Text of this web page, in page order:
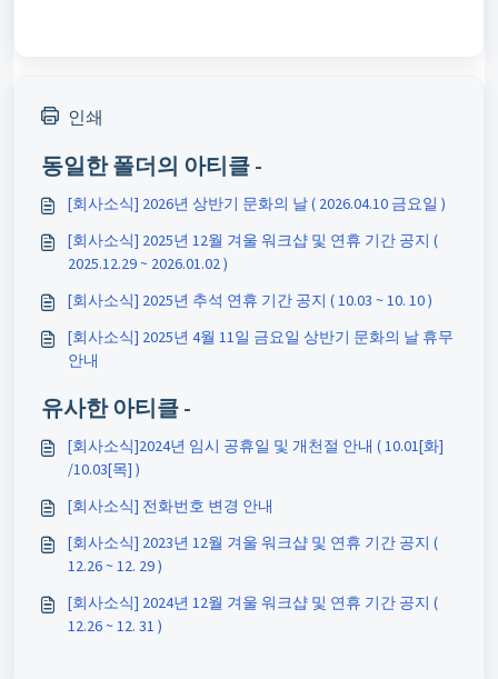
인쇄
동일한 폴더의 아티클 -
[회사소식] 2026년 상반기 문화의 날 ( 2026.04.10 금요일 )
[회사소식] 2025년 12월 겨울 워크샵 및 연휴 기간 공지 (
2025.12.29 ~ 2026.01.02 )
[회사소식] 2025년 추석 연휴 기간 공지 ( 10.03 ~ 10. 10 )
[회사소식] 2025년 4월 11일 금요일 상반기 문화의 날 휴무
안내
유사한 아티클 -
[회사소식]2024년 임시 공휴일 및 개천절 안내 ( 10.01[화]
/10.03[목] )
[회사소식] 전화번호 변경 안내
[회사소식] 2023년 12월 겨울 워크샵 및 연휴 기간 공지 (
12.26 ~ 12. 29 )
[회사소식] 2024년 12월 겨울 워크샵 및 연휴 기간 공지 (
12.26 ~ 12. 31 )